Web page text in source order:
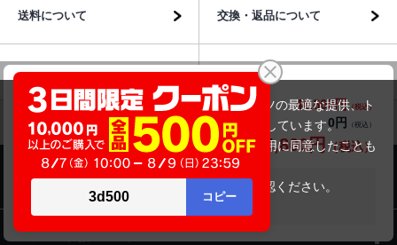
商品価格(税込) 44,800円
オプション小計価格(税込)
0円
商品合計価格(税込)
44,800円
在庫がありません
送料について 交換・返品について
お届けについて 商品・保証について
商品のご案内
当サイトでは利用体験の向上およびコンテンツの最適な提供、ト
ラフィックの分析を目的としてCookieを使用しています。
サイトの閲覧を継続された場合、Cookieの利用に同意したことも
のといたします。
をご確認ください。
承諾する